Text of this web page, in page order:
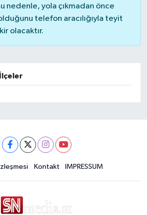
nedenle, yola çıkmadan önce
telefon aracılığıyla teyit
olacaktır.
Kontakt IMPRESSUM